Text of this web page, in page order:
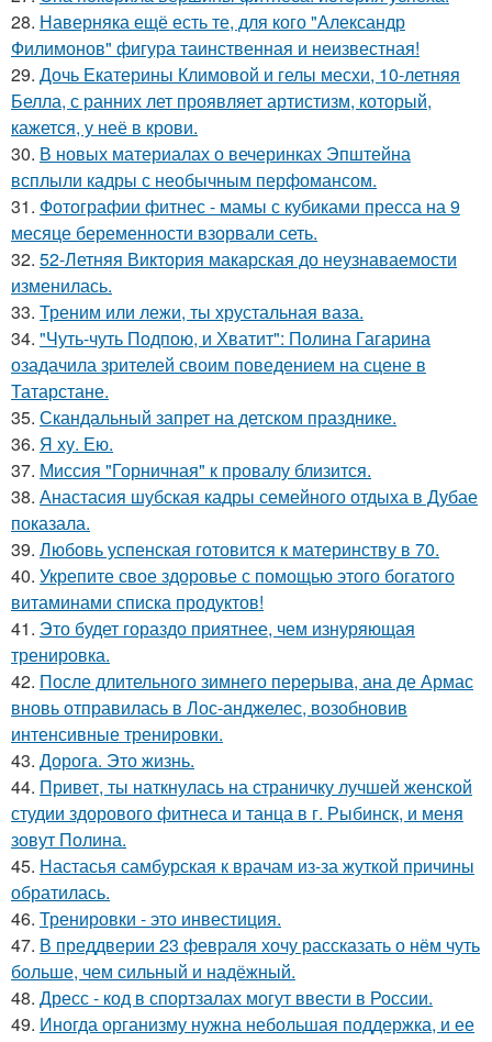
28. Наверняка ещё есть те, для кого "Александр
Филимонов" фигура таинственная и неизвестная!
29. Дочь Екатерины Климовой и гелы месхи, 10-летняя
Белла, с ранних лет проявляет артистизм, который,
кажется, у неё в крови.
30. В новых материалах о вечеринках Эпштейна
всплыли кадры с необычным перфомансом.
31. Фотографии фитнес - мамы с кубиками пресса на 9
месяце беременности взорвали сеть.
32. 52-Летняя Виктория макарская до неузнаваемости
изменилась.
33. Треним или лежи, ты хрустальная ваза.
34. "Чуть-чуть Подпою, и Хватит": Полина Гагарина
озадачила зрителей своим поведением на сцене в
Татарстане.
35. Скандальный запрет на детском празднике.
36. Я ху. Ею.
37. Миссия "Горничная" к провалу близится.
38. Анастасия шубская кадры семейного отдыха в Дубае
показала.
39. Любовь успенская готовится к материнству в 70.
40. Укрепите свое здоровье с помощью этого богатого
витаминами списка продуктов!
41. Это будет гораздо приятнее, чем изнуряющая
тренировка.
42. После длительного зимнего перерыва, ана де Армас
вновь отправилась в Лос-анджелес, возобновив
интенсивные тренировки.
43. Дорога. Это жизнь.
44. Привет, ты наткнулась на страничку лучшей женской
студии здорового фитнеса и танца в г. Рыбинск, и меня
зовут Полина.
45. Настасья самбурская к врачам из-за жуткой причины
обратилась.
46. Тренировки - это инвестиция.
47. В преддверии 23 февраля хочу рассказать о нём чуть
больше, чем сильный и надёжный.
48. Дресс - код в спортзалах могут ввести в России.
49. Иногда организму нужна небольшая поддержка, и ее